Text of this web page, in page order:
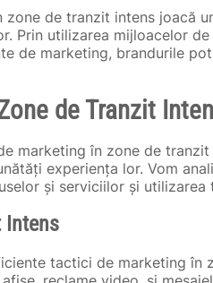
de tranzit intens joacă
Prin utilizarea mijloacelor
de marketing, brandurile
de Tranzit
marketing în zone de
experiența lor. Vom
și serviciilor și utilizarea
Intens
tactici de marketing în